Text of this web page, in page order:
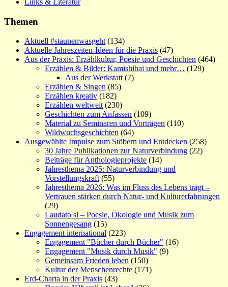
Themen
Aktuell #staunenwasgeht (134)
Aktuelle Jahreszeiten-Ideen für die Praxis (47)
Aus der Praxis: Erzählkultur, Poesie und Geschichten (464)
Erzählen & Bilder: Kamishibai und mehr… (129)
Aus der Werkstatt (7)
Erzählen & Singen (85)
Erzählen kreativ (182)
Erzählen weltweit (230)
Geschichten zum Anfassen (109)
Material zu Seminaren und Vorträgen (110)
Wildwuchsgeschichten (64)
Ausgewählte Impulse zum Stöbern und Entdecken (258)
30 Jahre Publikationen zur Naturverbindung (22)
Beiträge für Anthologieprojekte (14)
Jahresthema 2025: Naturverbindung und
Vorstellungskraft (55)
Jahresthema 2026: Was im Fluss des Lebens trägt –
Vertrauen stärken durch Natur- und Kulturerfahrungen
(29)
Laudato si – Poesie, Ökologie und Musik zum
Sonnengesang (15)
Engagement international (223)
Engagement "Bücher durch Bücher" (16)
Engagement "Musik durch Musik" (9)
Gemeinsam Frieden leben (150)
Kultur der Menschenrechte (171)
Erd-Charta in der Praxis (43)